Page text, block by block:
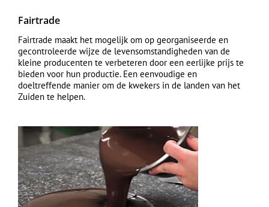
Fairtrade
Fairtrade maakt het mogelijk om op georganiseerde en
gecontroleerde wijze de levensomstandigheden van de
kleine producenten te verbeteren door een eerlijke prijs te
bieden voor hun productie. Een eenvoudige en
doeltreffende manier om de kwekers in de landen van het
Zuiden te helpen.